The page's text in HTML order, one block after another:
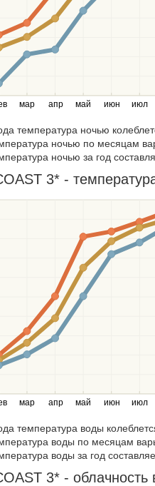
мар апр май июн июл
температура ночью
ночью по месяцам
ночью за год
3* -
мар апр май июн июл
температура воды
воды по месяцам
воды за год
3* - облачность